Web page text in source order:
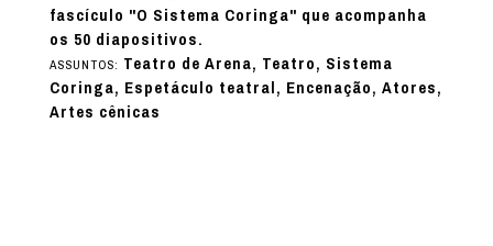
fascículo "O Sistema Coringa" que acompanha
os 50 diapositivos.
ASSUNTOS: Teatro de Arena, Teatro, Sistema
Coringa, Espetáculo teatral, Encenação, Atores,
Artes cênicas